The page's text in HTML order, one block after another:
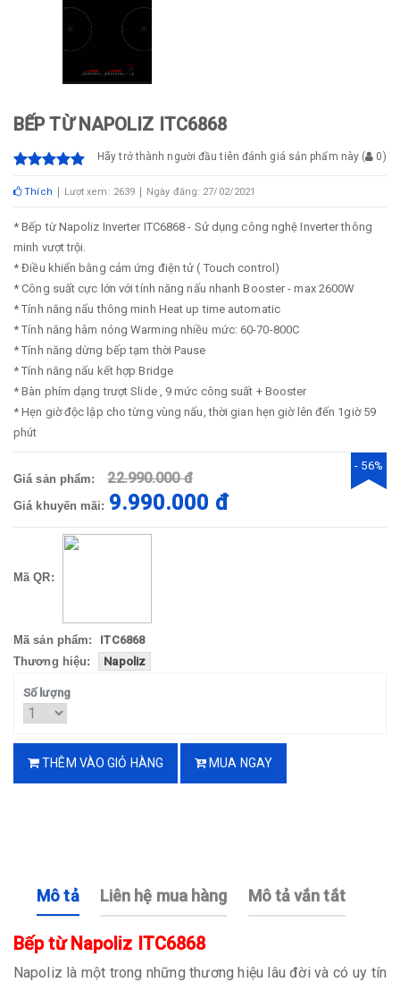
BẾP TỪ NAPOLIZ ITC6868
Hãy trở thành người đầu tiên đánh giá sản phẩm này ( 0)
Thích Lượt xem: 2639 Ngày đăng: 27/02/2021
* Bếp từ Napoliz Inverter ITC6868 - Sử dụng công nghệ Inverter thông
minh vượt trội.
* Điều khiển bằng cảm ứng điện tử ( Touch control)
* Công suất cực lớn với tính năng nấu nhanh Booster - max 2600W
* Tính năng nấu thông minh Heat up time automatic
* Tính năng hâm nóng Warming nhiều mức: 60-70-800C
* Tính năng dừng bếp tạm thời Pause
* Tính năng nấu kết hợp Bridge
* Bàn phím dạng trượt Slide , 9 mức công suất + Booster
* Hẹn giờ độc lập cho từng vùng nấu, thời gian hẹn giờ lên đến 1giờ 59
phút
Giá sản phẩm: 22.990.000 đ
Giá khuyến mãi: 9.990.000 đ
- 56%
Mã QR:
Mã sản phẩm:
ITC6868
Thương hiệu:
Napoliz
Số lượng
THÊM VÀO GIỎ HÀNG MUA NGAY
Mô tả Liên hệ mua hàng Mô tả vắn tắt
Bếp từ Napoliz ITC6868
Napoliz là một trong những thương hiệu lâu đời và có uy tín